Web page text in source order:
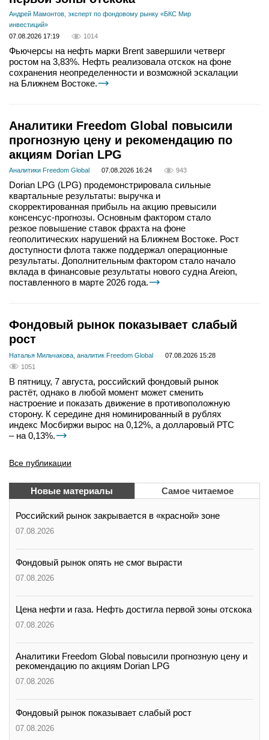
Андрей Мамонтов, эксперт по фондовому рынку «БКС Мир
инвестиций»
07.08.2026 17:19
1014
Фьючерсы на нефть марки Brent завершили четверг
ростом на 3,83%. Нефть реализовала отскок на фоне
сохранения неопределенности и возможной эскалации
на Ближнем Востоке.
Аналитики Freedom Global повысили
прогнозную цену и рекомендацию по
акциям Dorian LPG
Аналитики Freedom Global 07.08.2026 16:24 943
Dorian LPG (LPG) продемонстрировала сильные
квартальные результаты: выручка и
скорректированная прибыль на акцию превысили
консенсус-прогнозы. Основным фактором стало
резкое повышение ставок фрахта на фоне
геополитических нарушений на Ближнем Востоке. Рост
доступности флота также поддержал операционные
результаты. Дополнительным фактором стало начало
вклада в финансовые результаты нового судна Areion,
поставленного в марте 2026 года.
Фондовый рынок показывает слабый
рост
Наталья Мильчакова, аналитик Freedom Global
07.08.2026 15:28
1051
В пятницу, 7 августа, российский фондовый рынок
растёт, однако в любой момент может сменить
настроение и показать движение в противоположную
сторону. К середине дня номинированный в рублях
индекс Мосбиржи вырос на 0,12%, а долларовый РТС
– на 0,13%.
Все публикации
Новые материалы Самое читаемое
Российский рынок закрывается в «красной» зоне
07.08.2026
Фондовый рынок опять не смог вырасти
07.08.2026
Цена нефти и газа. Нефть достигла первой зоны отскока
07.08.2026
Аналитики Freedom Global повысили прогнозную цену и
рекомендацию по акциям Dorian LPG
07.08.2026
Фондовый рынок показывает слабый рост
07.08.2026